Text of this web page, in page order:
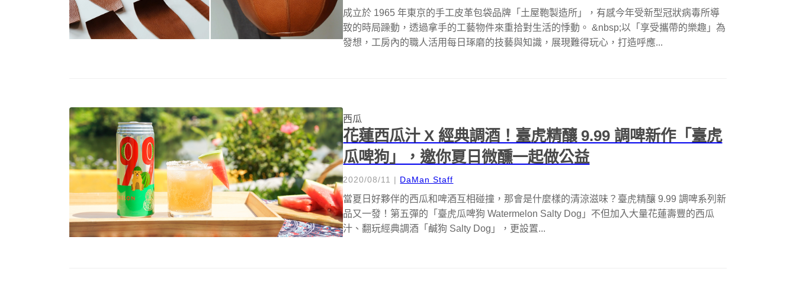
成立於 1965 年東京的手工皮革包袋品牌「土屋鞄製造所」，有感今年受新型冠狀病毒所導
致的時局躁動，透過拿手的工藝物件來重拾對生活的悸動。 &nbsp;以「享受攜帶的樂趣」為
發想，工房內的職人活用每日琢磨的技藝與知識，展現難得玩心，打造呼應...
西瓜
花蓮西瓜汁 X 經典調酒！臺虎精釀 9.99 調啤新作「臺虎
瓜啤狗」，邀你夏日微醺一起做公益
2020/08/11 | DaMan Staff
當夏日好夥伴的西瓜和啤酒互相碰撞，那會是什麼樣的清涼滋味？臺虎精釀 9.99 調啤系列新
品又一發！第五彈的「臺虎瓜啤狗 Watermelon Salty Dog」不但加入大量花蓮壽豐的西瓜
汁、翻玩經典調酒「鹹狗 Salty Dog」，更設置...